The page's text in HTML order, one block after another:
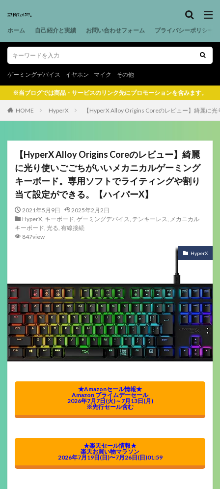
ホーム 自己紹介と実績 お問い合わせフォーム プライバシーポリシー
ゲーミングデバイス イヤホン マイク その他
※当ブログでは商品・サービスのリンク先にプロモーションを含みます。
HOME HyperX 【HyperX Alloy Origins Coreのレビュー】綺麗に
【HyperX Alloy Origins Coreのレビュー】綺麗
に光り使いごごちがいいメカニカルゲーミング
キーボード。専用ソフトでライティングや割り
当て設定ができる。【ハイパーX】
2021年5月9日
2025年2月2日
HyperX, キーボード, ゲーミングデバイス, テンキーレス, メカニカル
キーボード, 光る, 有線接続
847view
HyperX
★Amazonセール情報★
Amazon プライムデーセール
2026年7月7日(火)～7月13日(月)
※先行セール含む
★楽天セール情報★
楽天お買い物マラソン
2026年7月19日(日)〜7月26日(日)01:59